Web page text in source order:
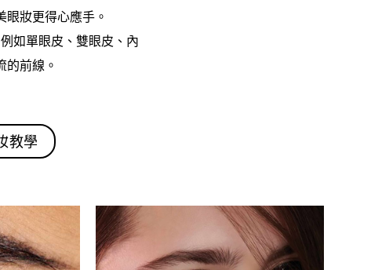
妝更得心應手。
如單眼皮、雙眼皮、內
的前線。
教學